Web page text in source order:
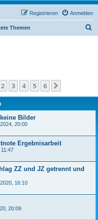
Anmelden
Registrieren
Themen
2 3 4 5 6
Bilder
20:00
Ergebnisarbeit
ZZ und JZ getrennt und
16:10
20:09